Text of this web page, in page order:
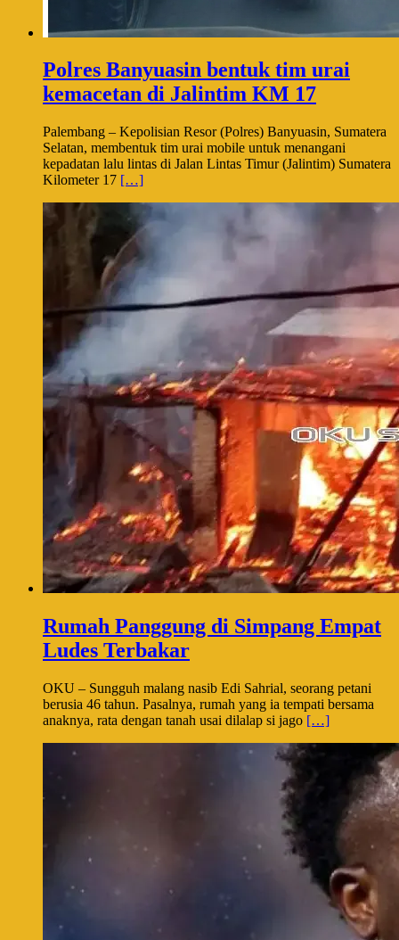
Polres Banyuasin bentuk tim urai
kemacetan di Jalintim KM 17
Palembang – Kepolisian Resor (Polres) Banyuasin, Sumatera
Selatan, membentuk tim urai mobile untuk menangani
kepadatan lalu lintas di Jalan Lintas Timur (Jalintim) Sumatera
Kilometer 17 […]
Rumah Panggung di Simpang Empat
Ludes Terbakar
OKU – Sungguh malang nasib Edi Sahrial, seorang petani
berusia 46 tahun. Pasalnya, rumah yang ia tempati bersama
anaknya, rata dengan tanah usai dilalap si jago […]